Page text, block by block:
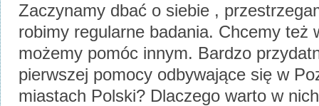
Zaczynamy dbać o siebie ,
robimy regularne badania. Chcemy też
możemy pomóc innym. Bardzo
pierwszej pomocy odbywające się w
miastach Polski? Dlaczego warto w